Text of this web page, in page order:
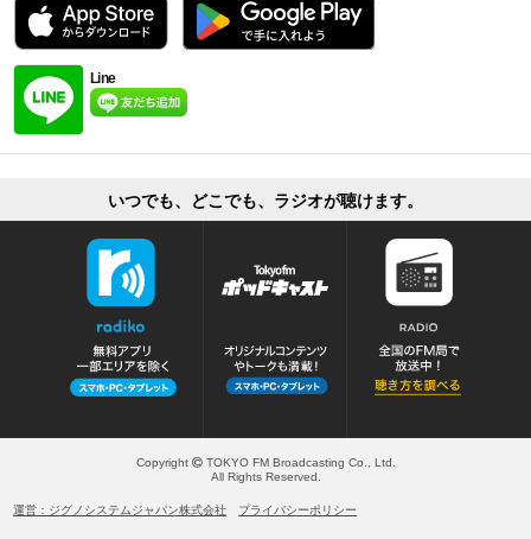
Line
いつでも、どこでも、ラジオが聴けます。
Copyright
TOKYO FM Broadcasting Co., Ltd.
All Rights Reserved.
運営：ジグノシステムジャパン株式会社 プライバシーポリシー